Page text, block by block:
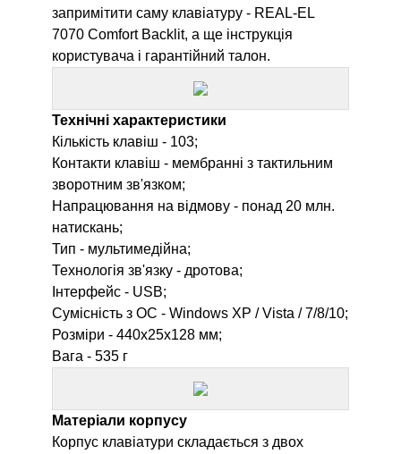
запримітити саму клавіатуру - REAL-EL
7070 Comfort Backlit, а ще інструкція
користувача і гарантійний талон.
Технічні характеристики
Кількість клавіш - 103;
Контакти клавіш - мембранні з тактильним
зворотним зв'язком;
Напрацювання на відмову - понад 20 млн.
натискань;
Тип - мультимедійна;
Технологія зв'язку - дротова;
Інтерфейс - USB;
Сумісність з ОС - Windows XP / Vista / 7/8/10;
Розміри - 440х25х128 мм;
Вага - 535 г
Матеріали корпусу
Корпус клавіатури складається з двох